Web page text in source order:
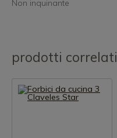
Non inquinante
prodotti correlati